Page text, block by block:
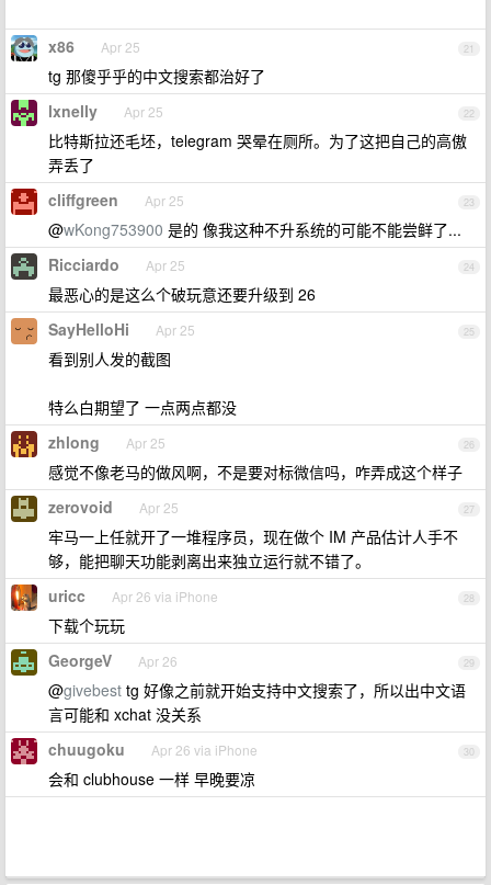
21
x86 Apr 25
tg 那傻乎乎的中文搜索都治好了
22
lxnelly Apr 25
比特斯拉还毛坯，telegram 哭晕在厕所。为了这把自己的高傲
弄丢了
23
cliffgreen Apr 25
@wKong753900 是的 像我这种不升系统的可能不能尝鲜了...
24
Ricciardo Apr 25
最恶心的是这么个破玩意还要升级到 26
25
SayHelloHi Apr 25
看到别人发的截图
特么白期望了 一点两点都没
26
zhlong Apr 25
感觉不像老马的做风啊，不是要对标微信吗，咋弄成这个样子
27
zerovoid Apr 25
牢马一上任就开了一堆程序员，现在做个 IM 产品估计人手不
够，能把聊天功能剥离出来独立运行就不错了。
28
uricc Apr 26 via iPhone
下载个玩玩
29
GeorgeV Apr 26
@givebest tg 好像之前就开始支持中文搜索了，所以出中文语
言可能和 xchat 没关系
30
chuugoku Apr 26 via iPhone
会和 clubhouse 一样 早晚要凉